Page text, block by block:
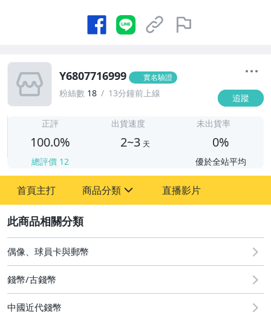
Y6807716999 實名驗證
粉絲數 18 13分鐘前上線 追蹤
正評
100.0%
總評價 12
出貨速度
2~3 天
未出貨率
0%
優於全站平均
首頁主打 商品分類
古董、藝術與礦石
手機、配件與通訊
直播影片
偶像、球員卡與郵幣
錢幣/古錢幣
中國近代錢幣